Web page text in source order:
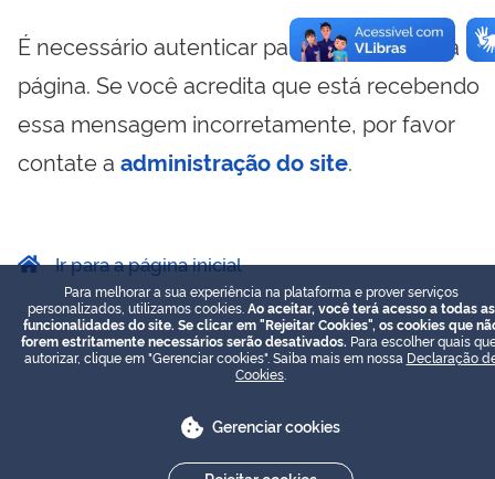
É necessário autenticar para visualizar essa
página. Se você acredita que está recebendo
essa mensagem incorretamente, por favor
contate a administração do site.
Ir para a página inicial
Para melhorar a sua experiência na plataforma e prover serviços
personalizados, utilizamos cookies. Ao aceitar, você terá acesso a todas as
funcionalidades do site. Se clicar em "Rejeitar Cookies", os cookies que
forem estritamente necessários serão desativados. Para escolher quais
autorizar, clique em "Gerenciar cookies". Saiba mais em nossa Declaração
Cookies
Gerenciar cookies